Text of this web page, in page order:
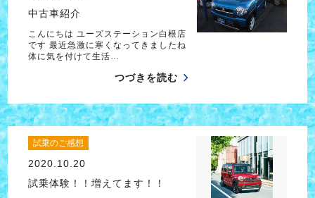
中古車紹介
こんにちは ユーズステーション白根店
です 最近急激に寒くなってきましたね
体に気を付けて生活…
つづきを読む
試乗のご感想
2020.10.20
試乗体験！！増えてます！！